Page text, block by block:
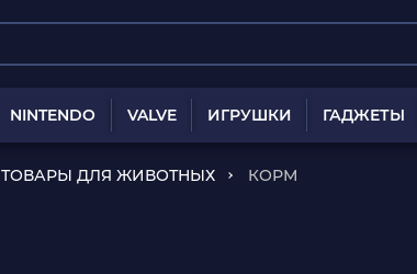
NINTENDO VALVE ИГРУШКИ ГАДЖЕТЫ
ТОВАРЫ ДЛЯ ЖИВОТНЫХ КОРМ